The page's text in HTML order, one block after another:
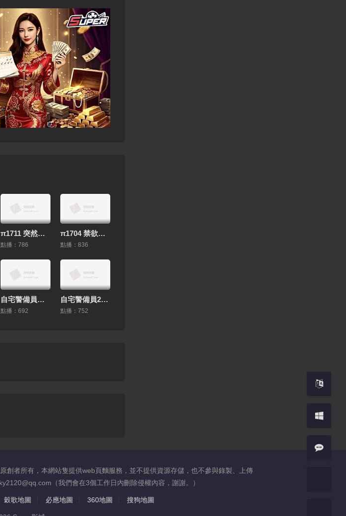
π1711 突然的逆強奸魔小姐 SSIS-107 #夕美紫苑
點播：786
π1704 禁欲三十天，騷女樂翻天SONE-128 #黑島玲衣
點播：836
自宅警備員ターゲット由紀～性的指導！_生意気なアイツを懲らしめろ 2D動漫 中文字幕
點播：692
自宅警備員2_第八話従兄妹_叔母_メイド～灰原家の血族 2D動漫 中文字幕
點播：752
創者所有，本網站隻提供web頁麵服務，並不提供資源存儲，也不參與錄製、上傳
（我們會在3個工作日內刪除侵權內容，謝謝。）
穀歌地圖 必應地圖 360地圖 搜狗地圖